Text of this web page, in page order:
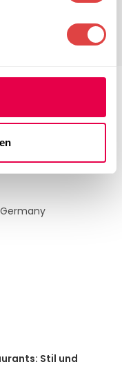
und -textilien. Wir
Hotels und
Sie sich verlassen
Stil und